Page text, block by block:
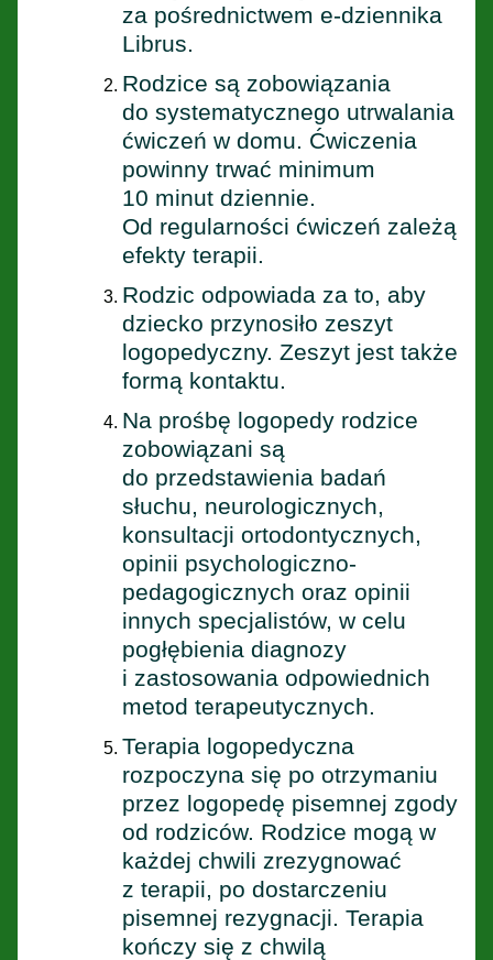
za pośrednictwem e-dziennika
Librus.
Rodzice są zobowiązania
do systematycznego utrwalania
ćwiczeń w domu. Ćwiczenia
powinny trwać minimum
10 minut dziennie.
Od regularności ćwiczeń zależą
efekty terapii.
Rodzic odpowiada za to, aby
dziecko przynosiło zeszyt
logopedyczny. Zeszyt jest także
formą kontaktu.
Na prośbę logopedy rodzice
zobowiązani są
do przedstawienia badań
słuchu, neurologicznych,
konsultacji ortodontycznych,
opinii psychologiczno-
pedagogicznych oraz opinii
innych specjalistów, w celu
pogłębienia diagnozy
i zastosowania odpowiednich
metod terapeutycznych.
Terapia logopedyczna
rozpoczyna się po otrzymaniu
przez logopedę pisemnej zgody
od rodziców. Rodzice mogą w
każdej chwili zrezygnować
z terapii, po dostarczeniu
pisemnej rezygnacji. Terapia
kończy się z chwilą